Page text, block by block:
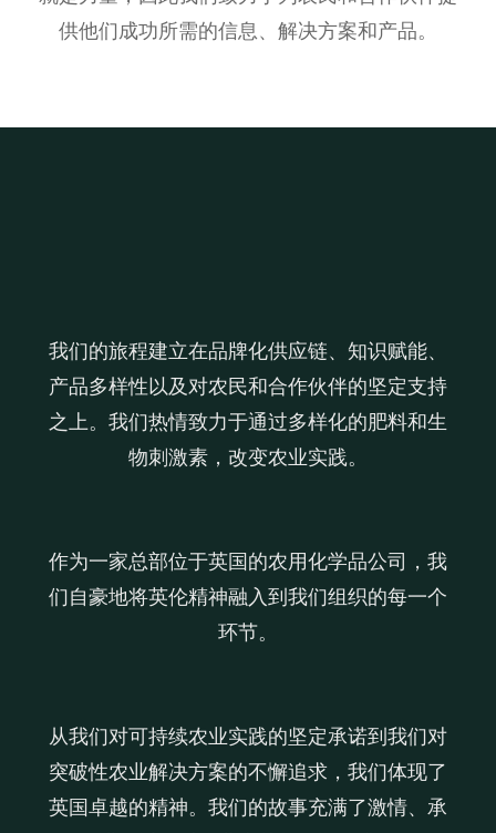
供他们成功所需的信息、解决方案和产品。
我们的旅程建立在品牌化供应链、知识赋能、
产品多样性以及对农民和合作伙伴的坚定支持
之上。我们热情致力于通过多样化的肥料和生
物刺激素，改变农业实践。
作为一家总部位于英国的农用化学品公司，我
们自豪地将英伦精神融入到我们组织的每一个
环节。
从我们对可持续农业实践的坚定承诺到我们对
突破性农业解决方案的不懈追求，我们体现了
英国卓越的精神。我们的故事充满了激情、承